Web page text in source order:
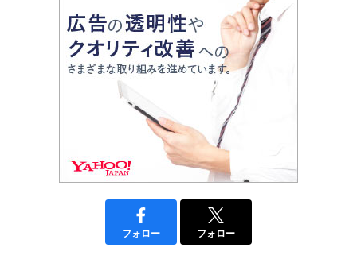
フォロー フォロー